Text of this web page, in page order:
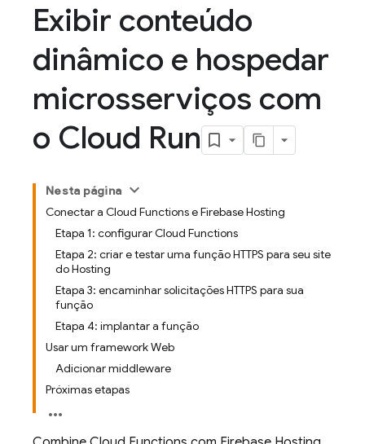
Exibir conteúdo
dinâmico e hospedar
microsserviços com
o Cloud Run
Nesta página
Conectar a Cloud Functions e Firebase Hosting
Etapa 1: configurar Cloud Functions
Etapa 2: criar e testar uma função HTTPS para seu site
do Hosting
Etapa 3: encaminhar solicitações HTTPS para sua
função
Etapa 4: implantar a função
Usar um framework Web
Adicionar middleware
Próximas etapas